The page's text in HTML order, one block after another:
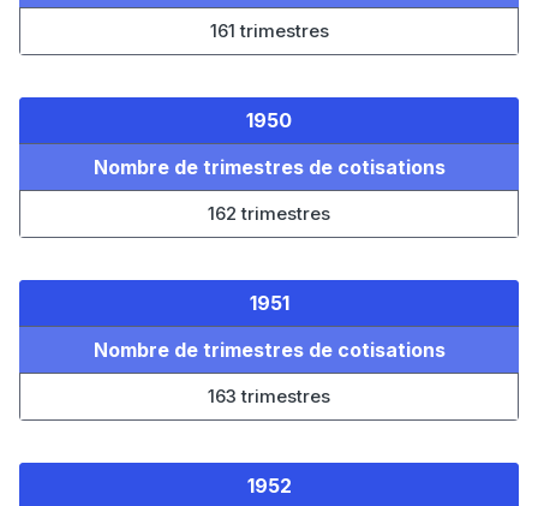
161 trimestres
1950
Nombre de trimestres de cotisations
162 trimestres
1951
Nombre de trimestres de cotisations
163 trimestres
1952